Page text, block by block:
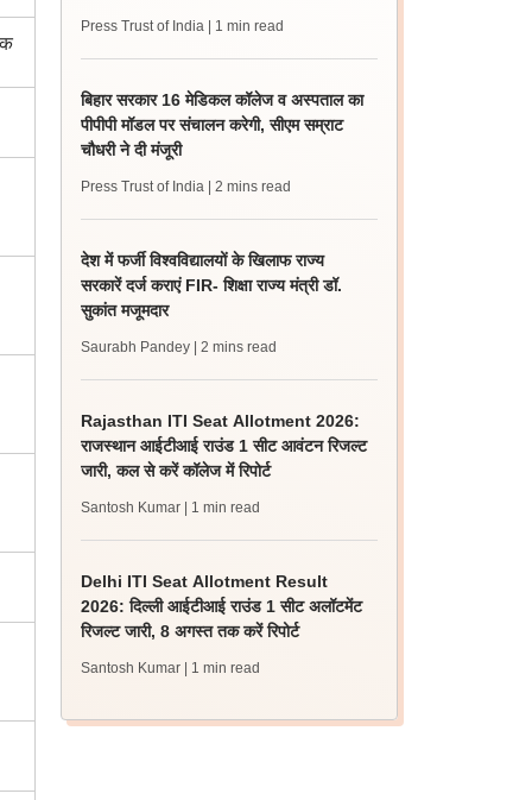
Press Trust of India | 1 min read
बिहार सरकार 16 मेडिकल कॉलेज व अस्पताल का
पीपीपी मॉडल पर संचालन करेगी, सीएम सम्राट
चौधरी ने दी मंजूरी
Press Trust of India | 2 mins read
देश में फर्जी विश्वविद्यालयों के खिलाफ राज्य
सरकारें दर्ज कराएं FIR- शिक्षा राज्य मंत्री डॉ.
सुकांत मजूमदार
Saurabh Pandey | 2 mins read
Rajasthan ITI Seat Allotment 2026:
राजस्थान आईटीआई राउंड 1 सीट आवंटन रिजल्ट
जारी, कल से करें कॉलेज में रिपोर्ट
Santosh Kumar | 1 min read
Delhi ITI Seat Allotment Result
2026: दिल्ली आईटीआई राउंड 1 सीट अलॉटमेंट
रिजल्ट जारी, 8 अगस्त तक करें रिपोर्ट
Santosh Kumar | 1 min read